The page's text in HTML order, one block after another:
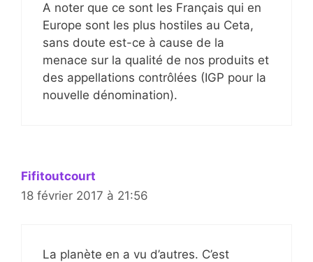
A noter que ce sont les Français qui en
Europe sont les plus hostiles au Ceta,
sans doute est-ce à cause de la
menace sur la qualité de nos produits et
des appellations contrôlées (IGP pour la
nouvelle dénomination).
Fifitoutcourt
18 février 2017 à 21:56
La planète en a vu d’autres. C’est